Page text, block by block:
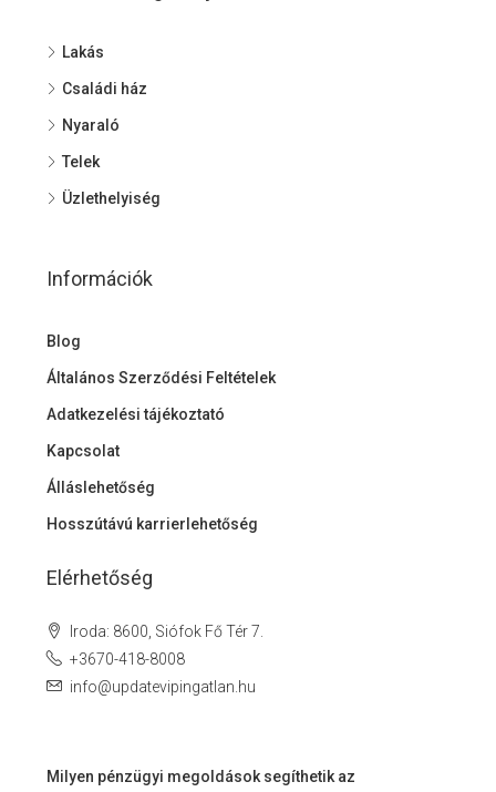
Lakás
Családi ház
Nyaraló
Telek
Üzlethelyiség
Információk
Blog
Általános Szerződési Feltételek
Adatkezelési tájékoztató
Kapcsolat
Álláslehetőség
Hosszútávú karrierlehetőség
Elérhetőség
Iroda: 8600, Siófok Fő Tér 7.
+3670-418-8008
info@updatevipingatlan.hu
Milyen pénzügyi megoldások segíthetik az